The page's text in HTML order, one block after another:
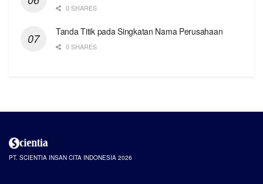
0 SHARES
Tanda Titik pada Singkatan Nama Perusahaan
0 SHARES
PT. SCIENTIA INSAN CITA INDONESIA 2026